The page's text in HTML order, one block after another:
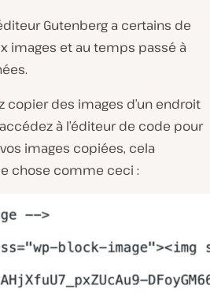
Gutenberg a certains de
images et au temps passé à
copier des images d’un endroit
à l’éditeur de code pour
images copiées, cela
chose comme ceci :